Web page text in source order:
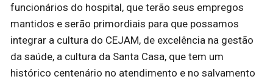
funcionários do hospital, que terão seus empregos
mantidos e serão primordiais para que possamos
integrar a cultura do CEJAM, de excelência na gestão
da saúde, a cultura da Santa Casa, que tem um
histórico centenário no atendimento e no salvamento